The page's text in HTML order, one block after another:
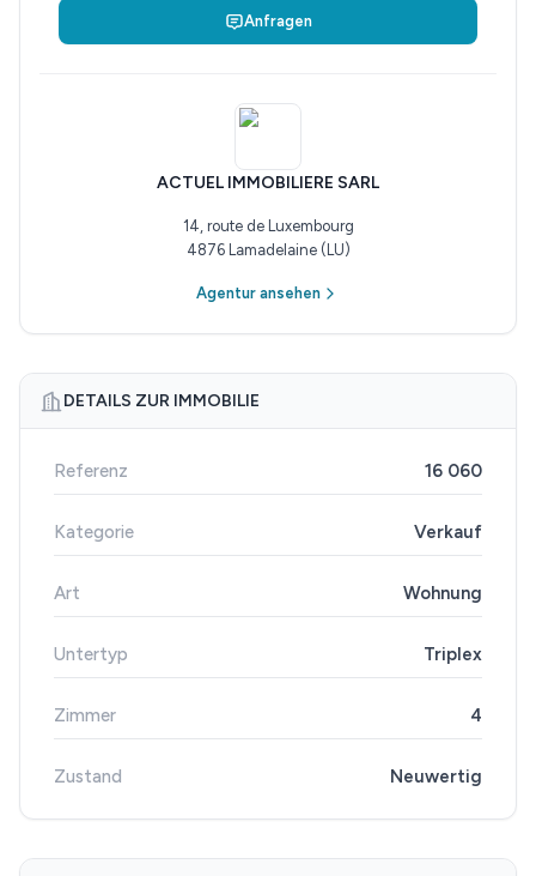
Anfragen
ACTUEL IMMOBILIERE SARL
14, route de Luxembourg
4876 Lamadelaine (LU)
Agentur ansehen
DETAILS ZUR IMMOBILIE
Referenz 16 060
Kategorie Verkauf
Art Wohnung
Untertyp Triplex
Zimmer 4
Zustand Neuwertig